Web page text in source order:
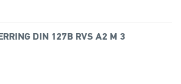
DIN 127B RVS A2 M 3